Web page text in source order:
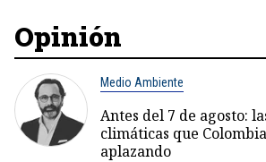
Opinión
Medio Ambiente
Antes del 7 de agosto:
climáticas que
aplazando